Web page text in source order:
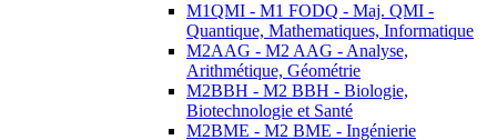
M1QMI - M1 FODQ - Maj. QMI -
Quantique, Mathematiques, Informatique
M2AAG - M2 AAG - Analyse,
Arithmétique, Géométrie
M2BBH - M2 BBH - Biologie,
Biotechnologie et Santé
M2BME - M2 BME - Ingénierie